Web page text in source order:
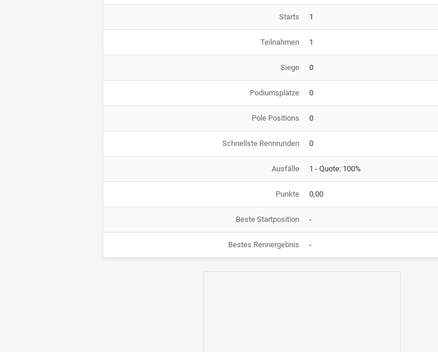
Starts 1
Teilnahmen 1
Siege 0
Podiumsplätze 0
Pole Positions 0
Schnellste Rennrunden 0
Ausfälle 1 - Quote: 100%
Punkte 0,00
Beste Startposition -
Bestes Rennergebnis -